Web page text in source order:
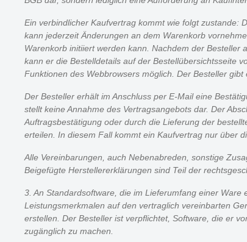
Ein verbindlicher Kaufvertrag kommt wie folgt zustande:
kann jederzeit Änderungen an dem Warenkorb
Warenkorb initiiert werden kann. Nachdem der Besteller
kann er die Bestelldetails auf der Bestellübersichtsseite
Funktionen des Webbrowsers möglich. Der Besteller
Der Besteller erhält im Anschluss per E-Mail eine
stellt keine Annahme des Vertragsangebots dar. Der
Auftragsbestätigung oder durch die Lieferung der
erteilen. In diesem Fall kommt ein Kaufvertrag nur über
Alle Vereinbarungen, auch Nebenabreden, sonstige
Beigefügte Herstellererklärungen sind Teil der
3. An Standardsoftware, die im Lieferumfang einer
Leistungsmerkmalen auf den vertraglich vereinbarten
erstellen. Der Besteller ist verpflichtet, Software, die er
zugänglich zu machen.